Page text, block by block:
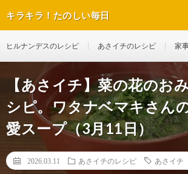
キラキラ！たのしい毎日
ヒルナンデスのレシピ あさイチのレシピ 家
【あさイチ】菜の花のお
シピ。ワタナベマキさん
愛スープ（3月11日）
2026.03.11 あさイチのレシピ あさイチ